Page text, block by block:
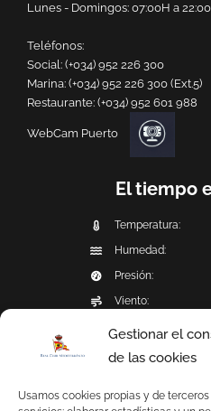
Gestionar el
de las cookies
Usamos cookies propias y de
Lunes - Domingos: 07:00H a
Teléfonos:
Social: (+034) 952 226 300
Marina: (+034) 952 226 300 (Ext.5)
Restaurante: (+034) 952 601 988
WebCam Puerto
El tiempo
Temperatura:
Humedad:
Presión:
Viento:
Dirección del viento:
Precipitación:
Última observación: